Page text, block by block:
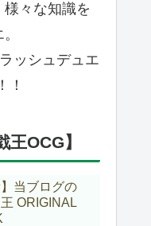
々な知識を
ッシュデュエ
！
OCG】
】当ブログの
ORIGINAL